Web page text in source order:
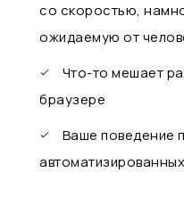
со скоростью,
ожидаемую от
Что-то мешает
браузере
Ваше поведение